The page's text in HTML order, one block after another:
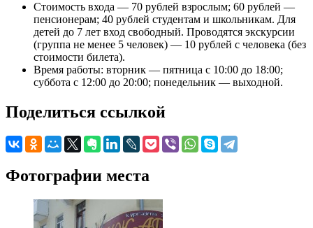
Стоимость входа — 70 рублей взрослым; 60 рублей —
пенсионерам; 40 рублей студентам и школьникам. Для
детей до 7 лет вход свободный. Проводятся экскурсии
(группа не менее 5 человек) — 10 рублей с человека (без
стоимости билета).
Время работы: вторник — пятница с 10:00 до 18:00;
суббота с 12:00 до 20:00; понедельник — выходной.
Поделиться ссылкой
Фотографии места